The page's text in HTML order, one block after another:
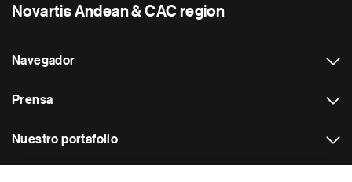
Novartis Andean & CAC region
Navegador
Prensa
Nuestro portafolio